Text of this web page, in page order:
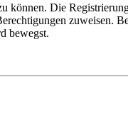
können. Die
zuweisen.
bewegst.